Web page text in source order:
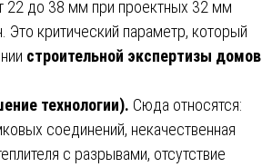
22 до 38 мм при проектных 32 мм
Это критический параметр, который
строительной экспертизы домов
технологии). Сюда относятся:
соединений, некачественная
с разрывами, отсутствие